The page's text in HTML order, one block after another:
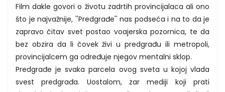
Film dakle govori o životu zadrtih provincijalaca ali ono
što je najvažnije, ''Predgrađe'' nas podseća i na to da je
zapravo čitav svet postao voajerska pozornica, te da
bez obzira da li čovek živi u predgrađu ili metropoli,
provincijalcem ga određuje njegov mentalni sklop.
Predgrađe je svaka parcela ovog sveta u kojoj vlada
svest predgrađa. Uostalom, zar mediji koji prati